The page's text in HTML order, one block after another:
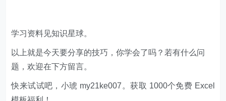
学习资料见知识星球。
以上就是今天要分享的技巧，你学会了吗？若有什么问
题，欢迎在下方留言。
快来试试吧，小琥 my21ke007。获取 1000个免费 Excel